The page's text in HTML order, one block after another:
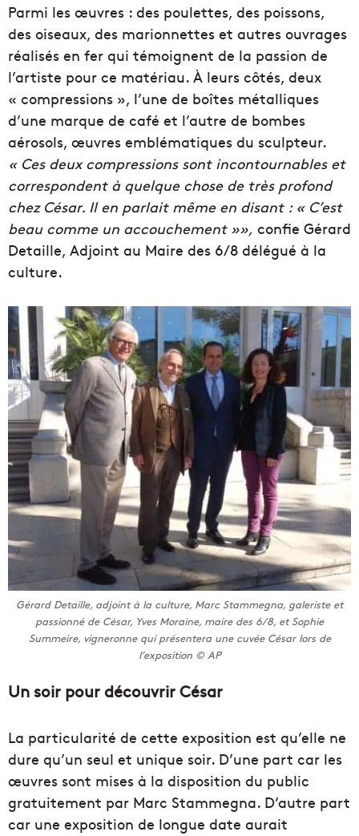
Parmi les œuvres : des poulettes, des poissons,
des oiseaux, des marionnettes et autres ouvrages
réalisés en fer qui témoignent de la passion de
l’artiste pour ce matériau. À leurs côtés, deux
« compressions », l’une de boîtes métalliques
d’une marque de café et l’autre de bombes
aérosols, œuvres emblématiques du sculpteur.
« Ces deux compressions sont incontournables et
correspondent à quelque chose de très profond
chez César. Il en parlait même en disant : « C’est
beau comme un accouchement »», confie Gérard
Detaille, Adjoint au Maire des 6/8 délégué à la
culture.
Gérard Detaille, adjoint à la culture, Marc Stammegna, galeriste et
passionné de César, Yves Moraine, maire des 6/8, et Sophie
Summeire, vigneronne qui présentera une cuvée César lors de
l’exposition © AP
Un soir pour découvrir César
La particularité de cette exposition est qu’elle ne
dure qu’un seul et unique soir. D’une part car les
œuvres sont mises à la disposition du public
gratuitement par Marc Stammegna. D’autre part
car une exposition de longue date aurait